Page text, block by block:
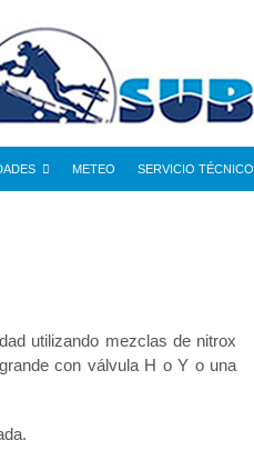
METEO SERVICIO TÉCNICO
utilizando mezclas de nitrox
con válvula H o Y o una